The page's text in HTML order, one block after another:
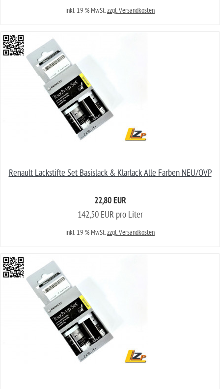
inkl. 19 % MwSt.zzgl. Versandkosten
Renault Lackstifte Set Basislack & Klarlack Alle Farben NEU/OVP
22,80 EUR
142,50 EUR pro Liter
inkl. 19 % MwSt.zzgl. Versandkosten